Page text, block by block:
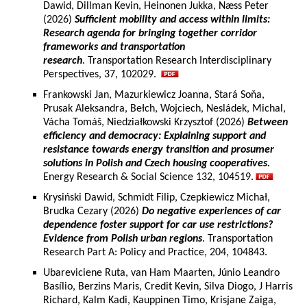
Dawid, Dillman Kevin, Heinonen Jukka, Næss Peter
(2026) Sufficient mobility and access within limits:
Research agenda for bringing together corridor
frameworks and transportation
research. Transportation Research Interdisciplinary
Perspectives, 37, 102029.
Frankowski Jan, Mazurkiewicz Joanna, Stará Soňa,
Prusak Aleksandra, Bełch, Wojciech, Nesládek, Michal,
Vácha Tomáš, Niedziałkowski Krzysztof (2026) Between
efficiency and democracy: Explaining support and
resistance towards energy transition and prosumer
solutions in Polish and Czech housing cooperatives.
Energy Research & Social Science 132, 104519.
Krysiński Dawid, Schmidt Filip, Czepkiewicz Michał,
Brudka Cezary (2026) Do negative experiences of car
dependence foster support for car use restrictions?
Evidence from Polish urban regions. Transportation
Research Part A: Policy and Practice, 204, 104843.
Ubareviciene Ruta, van Ham Maarten, Júnio Leandro
Basílio, Berzins Maris, Credit Kevin, Silva Diogo, J Harris
Richard, Kalm Kadi, Kauppinen Timo, Krisjane Zaiga,